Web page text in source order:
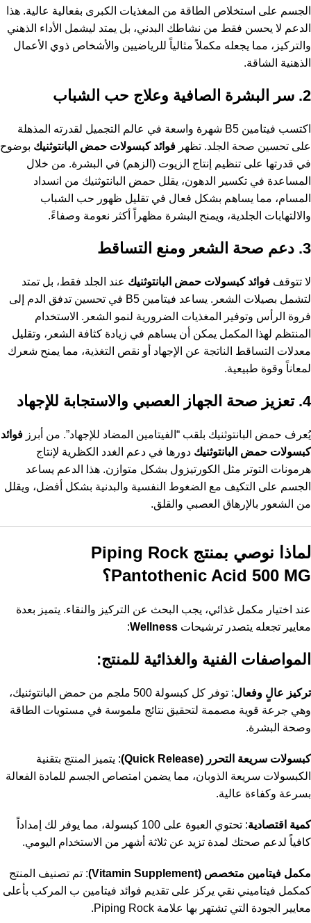
الجسم على استخلاص الطاقة من المغذيات الكبرى بفعالية عالية. هذا
الدعم لا يحسن فقط من نشاطك البدني، بل يمتد ليشمل الأداء الذهني
والتركيز، مما يجعله مكملاً مثالياً للرياضيين والأشخاص ذوي الأعمال
الذهنية الشاقة.
2. سر البشرة الصافية وعلاج حب الشباب
اكتسب فيتامين B5 شهرة واسعة في عالم التجميل لقدرته المذهلة
على تحسين صحة الجلد. تظهر فوائد كبسولات حمض البانتوثنيك بوضوح
في قدرتها على تنظيم إنتاج الزيوت (الزهم) في البشرة. من خلال
المساعدة في تكسير الدهون، يقلل حمض البانتوثنيك من انسداد
المسام، مما يساهم بشكل فعال في تقليل ظهور حب الشباب
والالتهابات الجلدية، ويمنح البشرة مظهراً أكثر نعومة وصفاءً.
3. دعم صحة الشعر ومنع التساقط
لا تتوقف فوائد كبسولات حمض البانتوثنيك عند الجلد فقط، بل تمتد
لتشمل بصيلات الشعر. يساعد فيتامين B5 في تحسين تدفق الدم إلى
فروة الرأس وتوفير المغذيات الضرورية لنمو الشعر. الاستخدام
المنتظم لهذا المكمل يمكن أن يساهم في زيادة كثافة الشعر، وتقليل
معدلات التساقط الناتجة عن الإجهاد أو نقص التغذية، مما يمنح شعرك
لمعاناً وقوة طبيعية.
4. تعزيز صحة الجهاز العصبي والاستجابة للإجهاد
يُعرف حمض البانتوثنيك بلقب “الفيتامين المضاد للإجهاد”. من أبرز فوائد
كبسولات حمض البانتوثنيك دورها في دعم الغدد الكظرية لإنتاج
هرمونات التوتر مثل الكورتيزول بشكل متوازن. هذا الدعم يساعد
الجسم على التكيف مع الضغوط النفسية والبدنية بشكل أفضل، ويقلل
من الشعور بالإرهاق العصبي والقلق.
لماذا نوصي بمنتج Piping Rock
Pantothenic Acid 500 MG؟
عند اختيار مكمل غذائي، يجب البحث عن التركيز والنقاء. يتميز بعدة
معايير تجعله يتصدر ترشيحات Wellness
:
المواصفات الفنية والغذائية للمنتج:
تركيز عالٍ وفعال
: توفر كل كبسولة 500 ملجم من حمض البانتوثنيك،
وهي جرعة قوية مصممة لتحقيق نتائج ملموسة في مستويات الطاقة
وصحة البشرة.
كبسولات سريعة التحرر (Quick Release)
: يتميز المنتج بتقنية
الكبسولات سريعة الذوبان، مما يضمن امتصاص الجسم للمادة الفعالة
بسرعة وكفاءة عالية.
كمية اقتصادية
: تحتوي العبوة على 100 كبسولة، مما يوفر لك إمداداً
كافياً لدعم صحتك لمدة تزيد عن ثلاثة أشهر من الاستخدام اليومي.
مكمل فيتامين متخصص (Vitamin Supplement)
: تم تصنيف المنتج
كمكمل فيتاميني نقي يركز على تقديم فوائد فيتامين ب المركب بأعلى
معايير الجودة التي تشتهر بها علامة Piping Rock.